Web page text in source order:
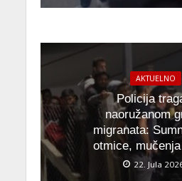
AKTUELNO
Policija
naoružanom
migranata:
otmice,
22. Jula